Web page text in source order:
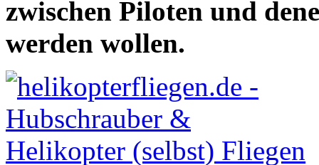
zwischen Piloten und
werden wollen.